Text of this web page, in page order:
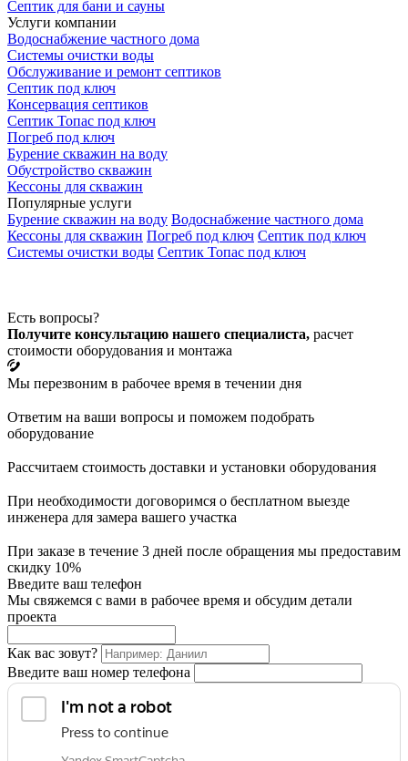
Септик для бани и сауны
Услуги компании
Водоснабжение частного дома
Системы очистки воды
Обслуживание и ремонт септиков
Септик под ключ
Консервация септиков
Септик Топас под ключ
Погреб под ключ
Бурение скважин на воду
Обустройство скважин
Кессоны для скважин
Популярные услуги
Бурение скважин на воду Водоснабжение частного дома
Кессоны для скважин Погреб под ключ Септик под ключ
Системы очистки воды Септик Топас под ключ
Есть вопросы?
Получите консультацию нашего специалиста, расчет
стоимости оборудования и монтажа
Мы перезвоним в рабочее время в течении дня
Ответим на ваши вопросы и поможем подобрать
оборудование
Рассчитаем стоимость доставки и установки оборудования
При необходимости договоримся о бесплатном выезде
инженера для замера вашего участка
При заказе в течение 3 дней после обращения мы предоставим
скидку 10%
Введите ваш телефон
Мы свяжемся с вами в рабочее время и обсудим детали
проекта
Как вас зовут?
Введите ваш номер телефона